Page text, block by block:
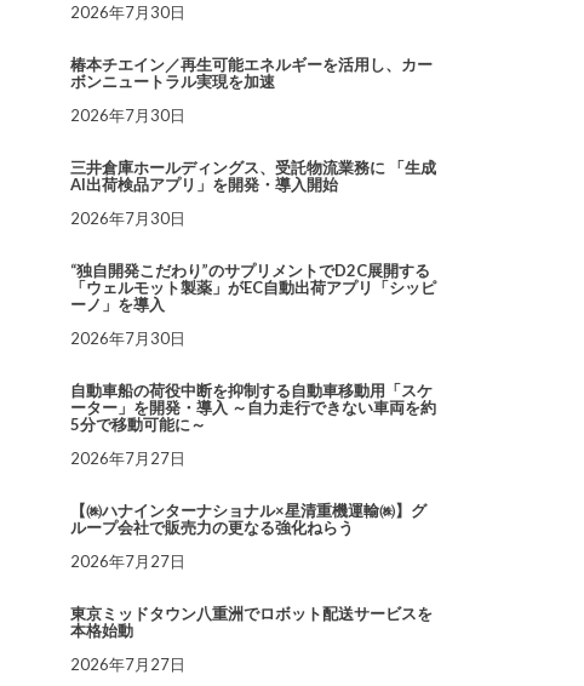
2026年7月30日
椿本チエイン／再生可能エネルギーを活用し、カー
ボンニュートラル実現を加速
2026年7月30日
三井倉庫ホールディングス、受託物流業務に 「生成
AI出荷検品アプリ」を開発・導入開始
2026年7月30日
“独自開発こだわり”のサプリメントでD2C展開する
「ウェルモット製薬」がEC自動出荷アプリ「シッピ
ーノ」を導入
2026年7月30日
自動車船の荷役中断を抑制する自動車移動用「スケ
ーター」を開発・導入 ～自力走行できない車両を約
5分で移動可能に～
2026年7月27日
【㈱ハナインターナショナル×星清重機運輸㈱】グ
ループ会社で販売力の更なる強化ねらう
2026年7月27日
東京ミッドタウン八重洲でロボット配送サービスを
本格始動
2026年7月27日